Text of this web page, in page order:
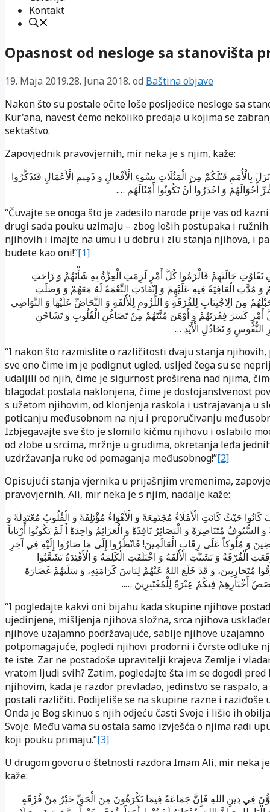
Kontakt
Opasnost od nesloge sa stanovišta
19. Maja 2019.28. Juna 2018. od Baština objave
Nakon što su postale očite loše posljedice nesloge sa
Kur'ana, navest ćemo nekoliko predaja u kojima se
sektaštvo.
Zapovjednik pravovjernih, mir neka je s njim, kaže:
بِالْأُمَمِ قَبْلَكُمْ مِنَ الْمَثُلَاتِ بِسُوءِ الْأَفْعَالِ وَ ذَمِيمِ الْأَعْمَالِ فَتَذَكَّرُوا
أَحْوَالَهُمْ وَ احْذَرُوا أَنْ تَكُونُوا أَمْثَالَهُم ….
“Čuvajte se onoga što je zadesilo narode prije vas od
drugi sada pouku uzimaju – zbog loših postupaka i
njihovih i imajte na umu i u dobru i zlu stanja njihova, i
budete kao oni!”[1]
تَفَاوُتِ حَالَيْهِمْ فَالْزَمُوا كُلَّ أَمْرٍ لَزِمَتِ الْعِزَّةُ بِهِ شَأْنَهُمْ وَ زَاحَتِ
وَ مُدَّتِ الْعَافِيَةُ فِيهِ عَلَيْهِمْ وَ انْقَادَتِ النِّعْمَةُ لَهُ مَعَهُمْ وَ وَصَلَتِ
مِنَ الِاجْتِنَابِ لِلْفُرْقَةِ وَ اللُّزُومِ لِلْأُلْفَةِ وَ التَّحَاضِّ عَلَيْهَا وَ التَّوَاصِي
كُلَّ أَمْرٍ كَسَرَ فِقْرَتَهُمْ وَ أَوْهَنَ مُنَّتَهُمْ مِنْ تَضَاغُنِ الْقُلُوبِ وَ تَشَاحُنِ
النُّفُوسِ وَ تَخَاذُلِ الْأَيْدِ …
“I nakon što razmislite o različitosti dvaju stanja
sve ono čime im je podignut ugled, usljed čega su se
udaljili od njih, čime je sigurnost proširena nad njima,
blagodat postala naklonjena, čime je dostojanstvenost
s užetom njihovim, od klonjenja raskola i ustrajavanja u
poticanju međusobnom na nju i preporučivanju
Izbjegavajte sve što je slomilo kičmu njihovu i oslabilo
od zlobe u srcima, mržnje u grudima, okretanja leđa
uzdržavanja ruke od pomaganja međusobnog!”[2]
Opisujući stanja vjernika u prijašnjim vremenima,
pravovjernih, Ali, mir neka je s njim, nadalje kaže:
حَيْثُ كَانَتِ الْأَمْلَاءُ مُجْتَمِعَةً وَ الْأَهْوَاءُ مُؤْتَلِفَةً وَ الْقُلُوبُ مُعْتَدِلَةً وَ
وَ السُّيُوفُ مُتَنَاصِرَةً وَ الْبَصَائِرُ نَافِذَةً وَ الْعَزَائِمُ وَاحِدَةً أَ لَمْ يَكُونُوا أَرْبَاباً
وَ مُلُوكاً عَلَى رِقَابِ الْعَالَمِينَ! فَانْظُرُوا إِلَى مَا صَارُوا إِلَيْهِ فِي آخِرِ
الْفُرْقَةُ وَ تَشَتَّتِ الْأُلْفَةُ وَ اخْتَلَفَتِ الْكَلِمَةُ وَ الْأَفْئِدَةُ تَشَعَّبُوا
مُتَحَارِبِينَ، وَ قَدْ خَلَعَ اللهُ عَنْهُمْ لِبَاسَ كَرَامَتِهِ، وَ سَلَبَهُمْ غَضَارَةَ
أَخْبَارِهِمْ فِيكُمْ عِبْرَةً لِلْمُعْتَبِرِينَ …..
“I pogledajte kakvi oni bijahu kada skupine njihove
ujedinjene, mišljenja njihova složna, srca njihova
njihove uzajamno podržavajuće, sablje njihove uzajamno
potpomagajuće, pogledi njihovi prodorni i čvrste odluke
te iste. Zar ne postadoše upravitelji krajeva Zemlje i
vratom ljudi svih? Zatim, pogledajte šta im se dogodi pred
njihovim, kada je razdor prevladao, jedinstvo se raspalo,
postali različiti. Podijeliše se na skupine razne i raziđoše
Onda je Bog skinuo s njih odjeću časti Svoje i lišio ih
Svoje. Među vama su ostala samo izvješća o njima radi
koji pouku primaju.”[3]
U drugom govoru o štetnosti razdora Imam Ali, mir neka
kaže:
فِي دِينِ اللهِ فَإِنَّ جَمَاعَةً فِيمَا تَكْرَهُونَ مِنَ الْحَقِّ خَيْرٌ مِنْ فُرْقَةٍ